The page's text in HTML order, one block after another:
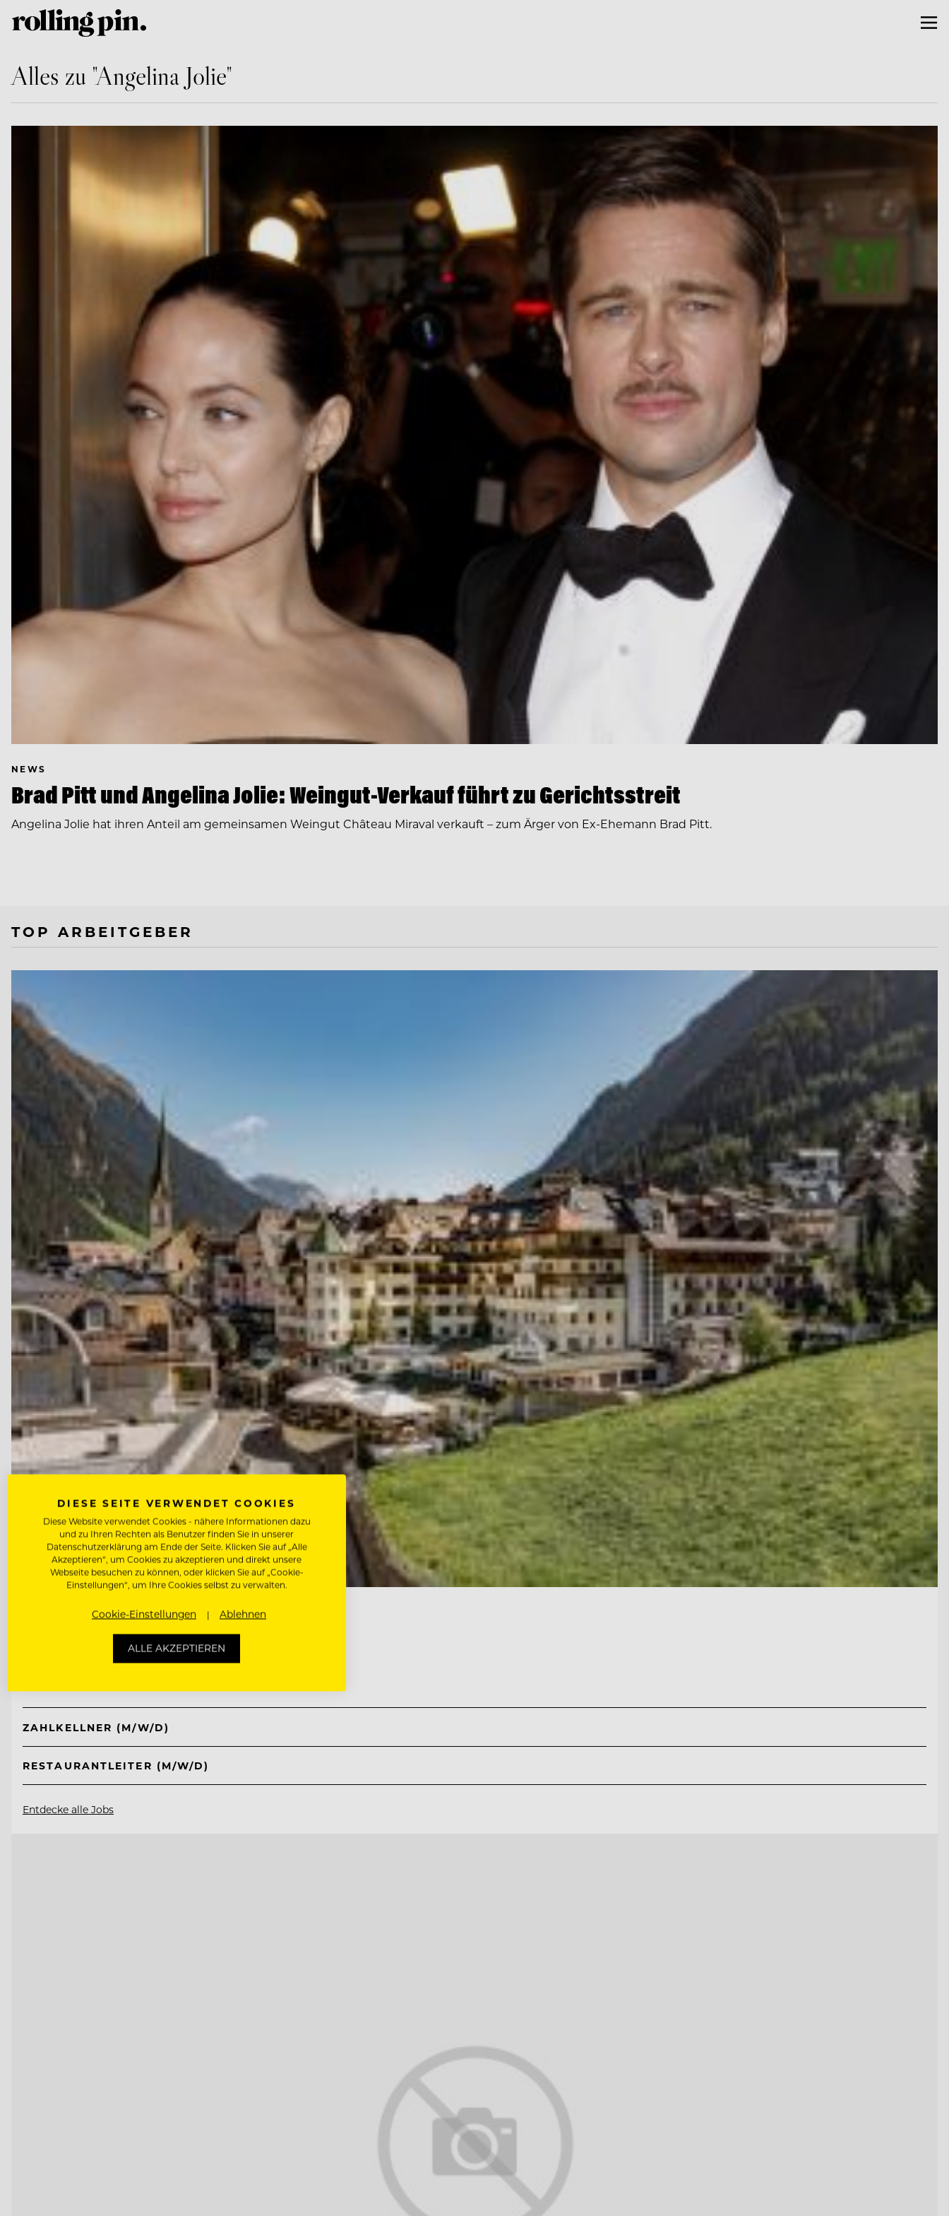
Alles zu "Angelina Jolie"
NEWS
Brad Pitt und Angelina Jolie: Weingut-Verkauf führt zu Gerichtsstreit
Angelina Jolie hat ihren Anteil am gemeinsamen Weingut Château Miraval verkauft – zum Ärger von Ex-Ehemann Brad Pitt.
TOP ARBEITGEBER
TOP ARBEITGEBER
Hotel Post Ischgl
ZAHLKELLNER (M/W/D)
RESTAURANTLEITER (M/W/D)
Entdecke alle Jobs
DIESE SEITE VERWENDET COOKIES
Diese Website verwendet Cookies - nähere Informationen dazu
und zu Ihren Rechten als Benutzer finden Sie in unserer
Datenschutzerklärung am Ende der Seite. Klicken Sie auf „Alle
Akzeptieren“, um Cookies zu akzeptieren und direkt unsere
Webseite besuchen zu können, oder klicken Sie auf „Cookie-
Einstellungen“, um Ihre Cookies selbst zu verwalten.
Cookie-Einstellungen Ablehnen
ALLE AKZEPTIEREN